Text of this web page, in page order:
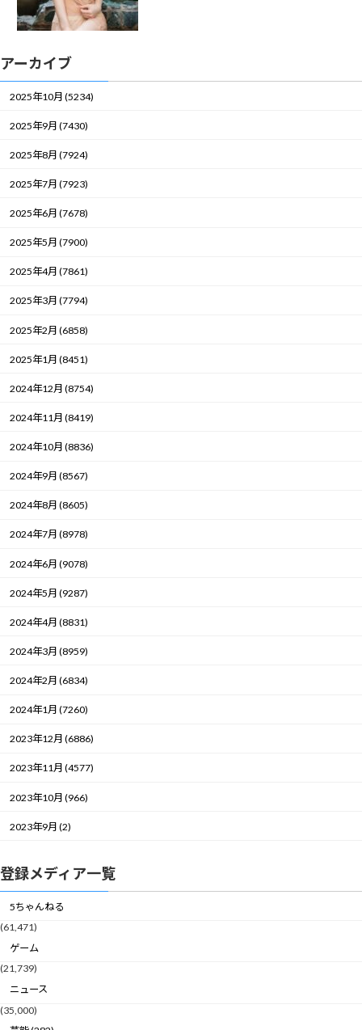
アーカイブ
2025年10月 (5234)
2025年9月 (7430)
2025年8月 (7924)
2025年7月 (7923)
2025年6月 (7678)
2025年5月 (7900)
2025年4月 (7861)
2025年3月 (7794)
2025年2月 (6858)
2025年1月 (8451)
2024年12月 (8754)
2024年11月 (8419)
2024年10月 (8836)
2024年9月 (8567)
2024年8月 (8605)
2024年7月 (8978)
2024年6月 (9078)
2024年5月 (9287)
2024年4月 (8831)
2024年3月 (8959)
2024年2月 (6834)
2024年1月 (7260)
2023年12月 (6886)
2023年11月 (4577)
2023年10月 (966)
2023年9月 (2)
登録メディア一覧
5ちゃんねる
(61,471)
ゲーム
(21,739)
ニュース
(35,000)